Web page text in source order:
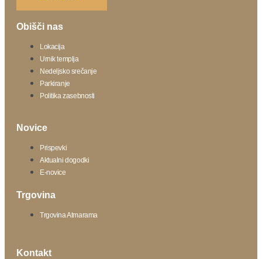
Obišči nas
Lokacija
Urnik templja
Nedeljsko srečanje
Parkiranje
Politika zasebnosti
Novice
Prispevki
Aktualni dogodki
E-novice
Trgovina
Trgovina Atmarama
Kontakt